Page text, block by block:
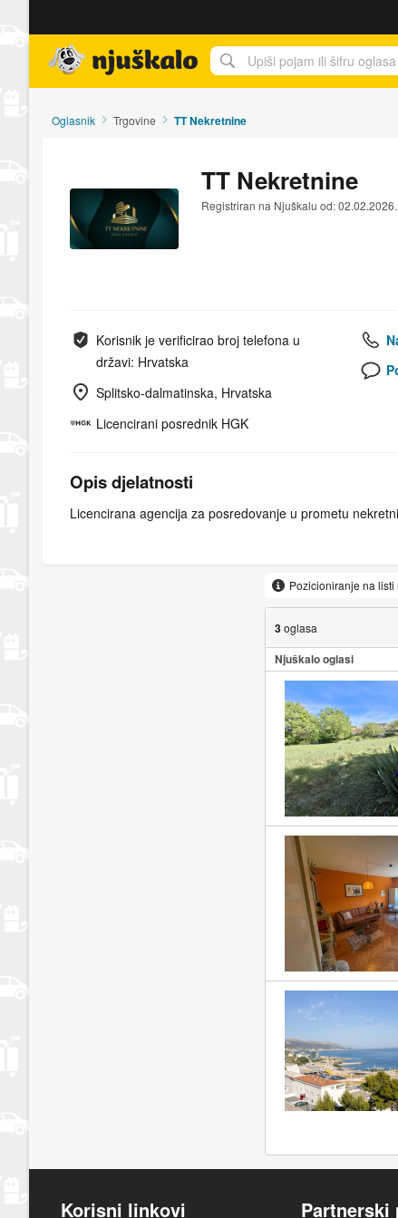
Oglasnik Trgovine TT Nekretnine
TT Nekretnine
Registriran na Njuškalu od: 02.02.2026.
Korisnik je verificirao broj telefona u
državi: Hrvatska
Splitsko-dalmatinska, Hrvatska
Licencirani posrednik HGK
Opis djelatnosti
Licencirana agencija za posredovanje u prometu
Pozicioniranje na
3oglasa
Njuškalo oglasi
Korisni linkovi Partnerski